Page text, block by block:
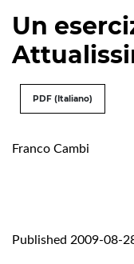
Un
PDF (Italiano)
Franco Cambi
Published 2009-08-